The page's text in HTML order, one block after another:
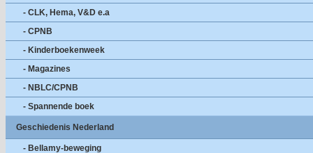
- CLK, Hema, V&D e.a
- CPNB
- Kinderboekenweek
- Magazines
- NBLC/CPNB
- Spannende boek
Geschiedenis Nederland
- Bellamy-beweging